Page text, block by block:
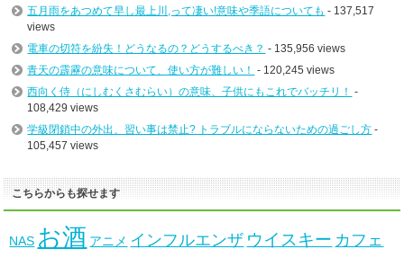
五月雨をあつめて早し最上川,って凄い!意味や季語についても - 137,517
views
電車の切符を紛失！どうなるの？どうするべき？ - 135,956 views
青天の霹靂の意味について、使い方が難しい！ - 120,245 views
西向く侍（にしむくさむらい）の意味、子供にもこれでバッチリ！ -
108,429 views
学級閉鎖中の外出、習い事は禁止? トラブルにならないための過ごし方 -
105,457 views
こちらからも探せます
NAS お酒 アニメ インフルエンザ ウイスキー カフェ